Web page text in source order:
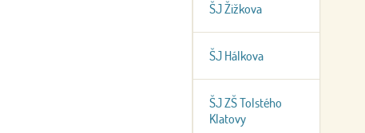
ŠJ Žižkova
ŠJ Hálkova
ŠJ ZŠ Tolstého
Klatovy